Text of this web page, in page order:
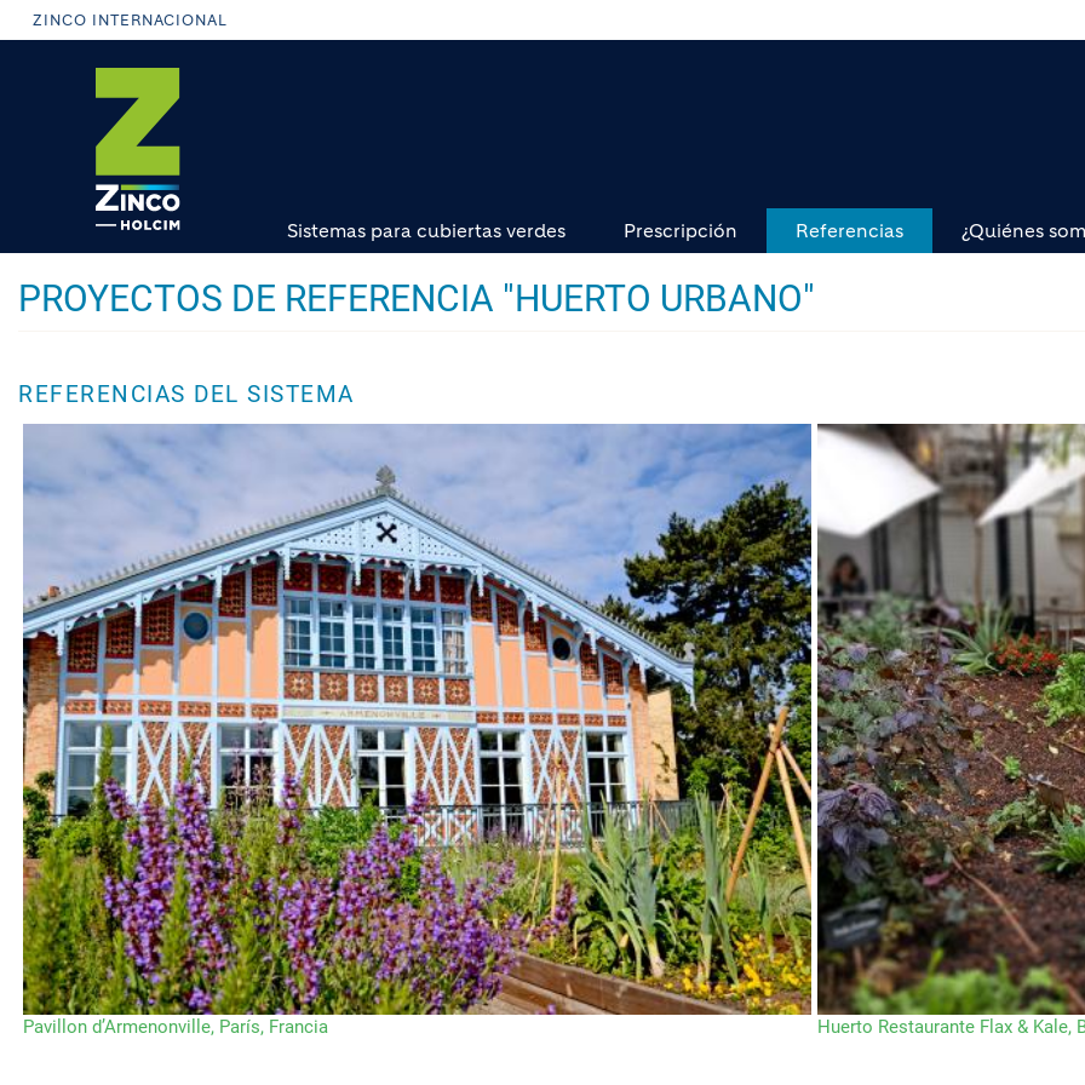
Pasar
al
ZINCO INTERNACIONAL
Sistemas para cubiertas verdes Prescripción Referencias ¿Quiénes
PROYECTOS DE REFERENCIA "HUERTO URBANO"
REFERENCIAS DEL SISTEMA
Pavillon d’Armenonville, París, Francia Huerto Restaurante Flax & Kale,